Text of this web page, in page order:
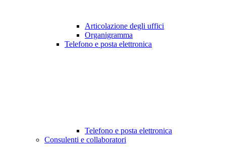
Articolazione degli uffici
Organigramma
Telefono e posta elettronica
Telefono e posta elettronica
Consulenti e collaboratori